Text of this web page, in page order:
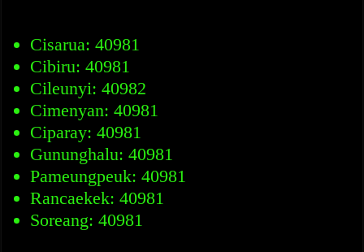
Cisarua: 40981
Cibiru: 40981
Cileunyi: 40982
Cimenyan: 40981
Ciparay: 40981
Gununghalu: 40981
Pameungpeuk: 40981
Rancaekek: 40981
Soreang: 40981